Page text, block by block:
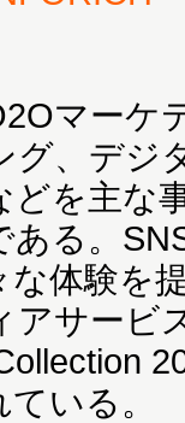
マーケ
グ、デジ
どを主な
ある。
な体験を
アサービ
いる。